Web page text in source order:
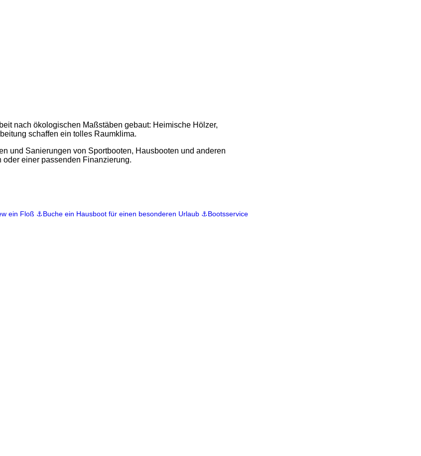
nach ökologischen Maßstäben gebaut: Heimische Hölzer,
schaffen ein tolles Raumklima.
und Sanierungen von Sportbooten, Hausbooten und anderen
einer passenden Finanzierung.
ein Floß ⚓️Buche ein Hausboot für einen besonderen Urlaub ⚓️Bootsservice